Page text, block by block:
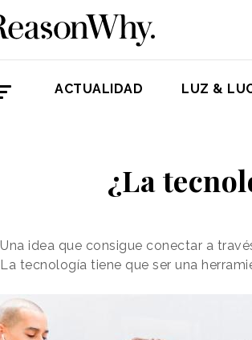
ACTUALIDAD LUZ &
¿La
Una idea que consigue conectar a
La tecnología tiene que ser una